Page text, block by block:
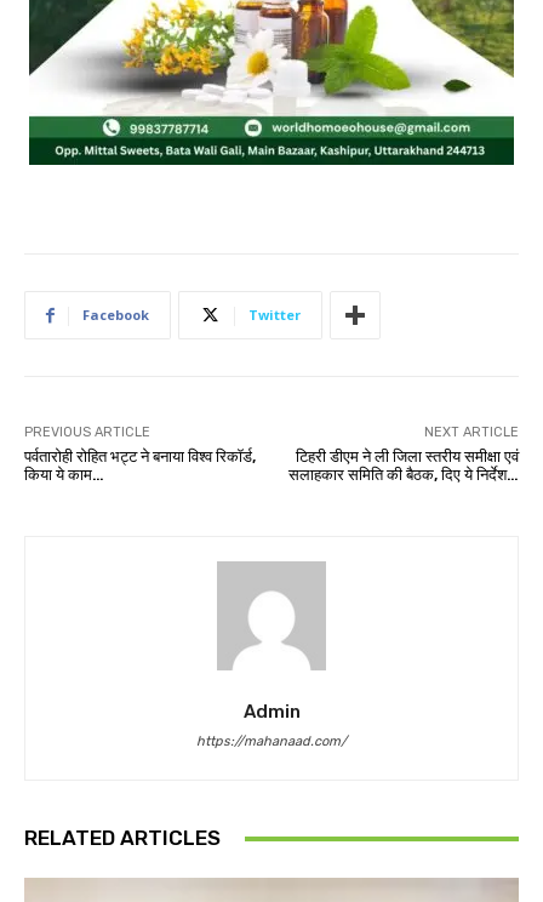
Facebook Twitter
PREVIOUS ARTICLE
पर्वतारोही रोहित भट्ट ने बनाया विश्व रिकॉर्ड,
किया ये काम…
NEXT ARTICLE
टिहरी डीएम ने ली जिला स्तरीय समीक्षा एवं
सलाहकार समिति की बैठक, दिए ये निर्देश…
Admin
https://mahanaad.com/
RELATED ARTICLES